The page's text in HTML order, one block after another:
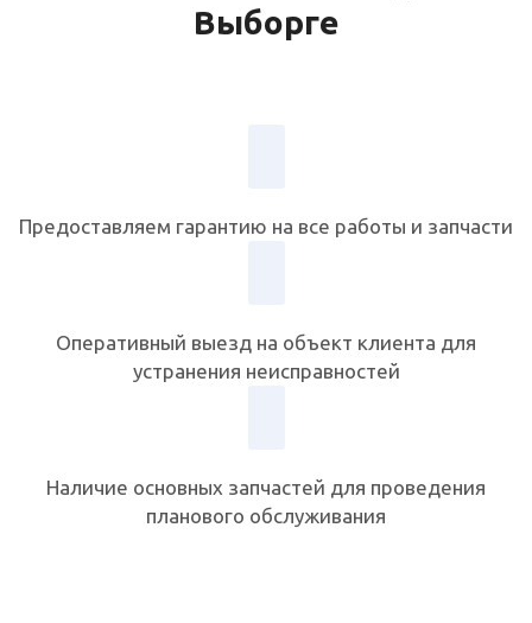
Выборге
Предоставляем гарантию на все работы и запчасти
Оперативный выезд на объект клиента для
устранения неисправностей
Наличие основных запчастей для проведения
планового обслуживания